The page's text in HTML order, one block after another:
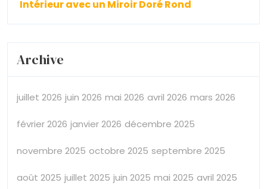
Intérieur avec un Miroir Doré Rond
Archive
juillet 2026 juin 2026 mai 2026 avril 2026 mars 2026
février 2026 janvier 2026 décembre 2025
novembre 2025 octobre 2025 septembre 2025
août 2025 juillet 2025 juin 2025 mai 2025 avril 2025